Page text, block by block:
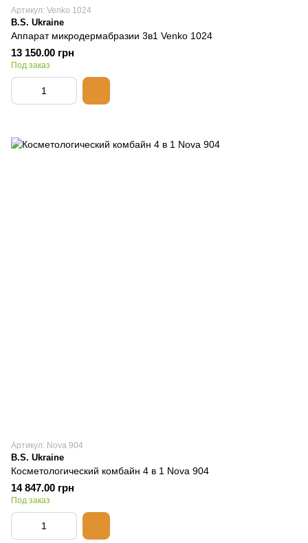
Артикул: Venko 1024
B.S. Ukraine
Аппарат микродермабразии 3в1 Venko 1024
13 150.00 грн
Под заказ
Артикул: Nova 904
B.S. Ukraine
Косметологический комбайн 4 в 1 Nova 904
14 847.00 грн
Под заказ